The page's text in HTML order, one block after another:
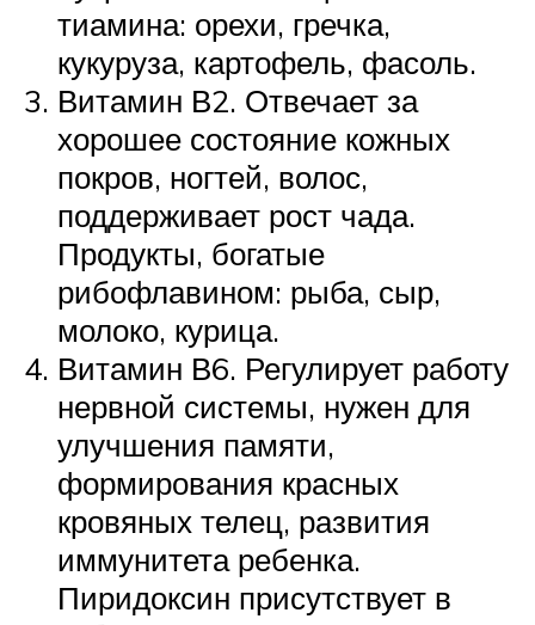
тиамина: орехи, гречка,
кукуруза, картофель, фасоль.
Витамин В2. Отвечает за
хорошее состояние кожных
покров, ногтей, волос,
поддерживает рост чада.
Продукты, богатые
рибофлавином: рыба, сыр,
молоко, курица.
Витамин В6. Регулирует работу
нервной системы, нужен для
улучшения памяти,
формирования красных
кровяных телец, развития
иммунитета ребенка.
Пиридоксин присутствует в